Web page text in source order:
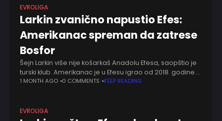
EVROLIGA
Larkin zvanično napustio Efes:
Amerikanac spreman da zatrese
Bosfor
Šejn Larkin više nije košarkaš Anadolu Efesa, saopštio je
turski klub. Amerikanac je u Efesu igrao od 2018. godine.
Pre toga je nastupao za Boston Seltikse, Baskoniju,
1 MONTH AGO 0 COMMENTS KEEP READING
EVROLIGA